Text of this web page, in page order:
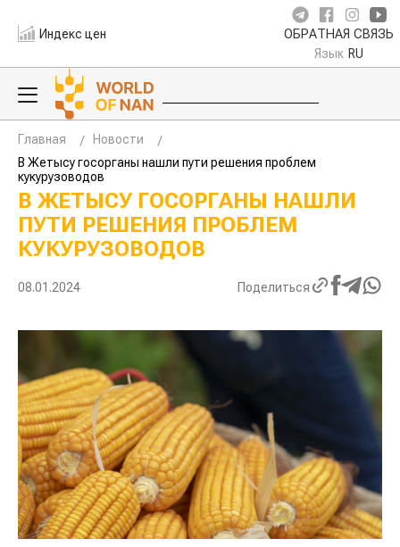
Индекс цен ОБРАТНАЯ СВЯЗЬ
Язык RU
Главная
Новости
В Жетысу госорганы нашли пути решения проблем
кукурузоводов
В ЖЕТЫСУ ГОСОРГАНЫ НАШЛИ
ПУТИ РЕШЕНИЯ ПРОБЛЕМ
КУКУРУЗОВОДОВ
08.01.2024 Поделиться